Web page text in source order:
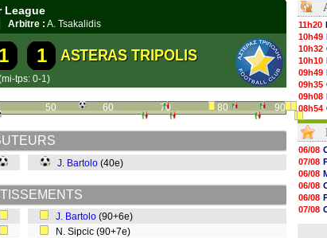
League
Arbitre : A. Tsakalidis
1 1 ASTERAS TRIPOLIS
tps: 0-1)
50 60 70 80 90
J. Bartolo (40e)
J. Bartolo (90+6e)
N. Sipcic (90+7e)
11h20
10h49
10h32
10h10
09h49
09h35
09h08
08h54
08h32
07/08
07/08
07/08
07/08
07/08
07/08
07/08
07/08
06/08
07/08
06/08
06/08
06/08
07/08